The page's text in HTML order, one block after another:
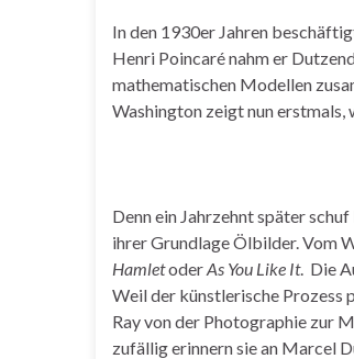
In den 1930er Jahren
Henri Poincaré nahm er
mathematischen Modellen
Washington zeigt nun erstmals,
Denn ein Jahrzehnt später
ihrer Grundlage Ölbilder. Vom
HamletoderAs You Like It. Die
Weil der künstlerische Prozess
Ray von der Photographie zur
zufällig erinnern sie an Marcel